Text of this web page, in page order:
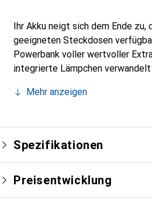
Ihr Akku neigt sich dem Ende
geeigneten Steckdosen
Powerbank voller wertvoller
integrierte Lämpchen
Mehr anzeigen
Spezifikationen
Preisentwicklung